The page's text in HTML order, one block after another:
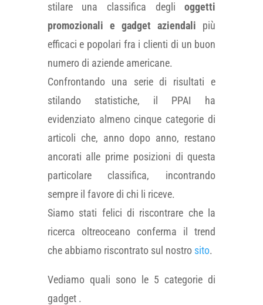
stilare una classifica deglioggetti
promozionali e gadget aziendali più
efficaci e popolari fra i clienti di un buon
numero di aziende americane.
Confrontando una serie di risultati e
stilando statistiche, il PPAI ha
evidenziato almeno cinque categorie di
articoli che, anno dopo anno, restano
ancorati alle prime posizioni di questa
particolare classifica, incontrando
sempre il favore di chi li riceve.
Siamo stati felici di riscontrare che la
ricerca oltreoceano conferma il trend
che abbiamo riscontrato sul nostro sito.
Vediamo quali sono le 5 categorie di
gadget .